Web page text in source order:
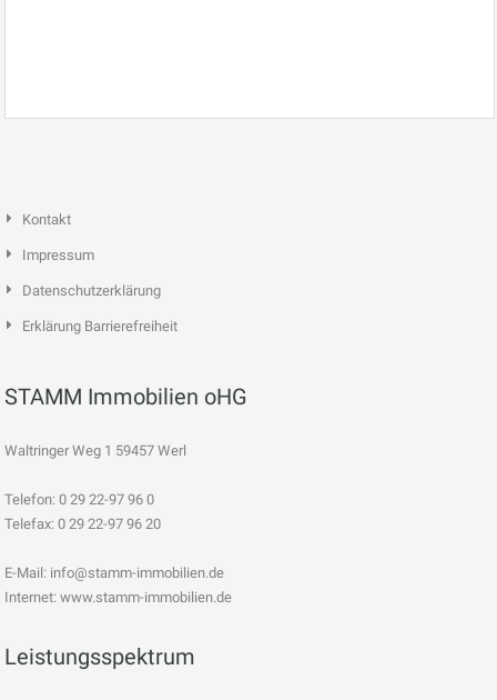
Kontakt
Impressum
Datenschutzerklärung
Erklärung Barrierefreiheit
STAMM Immobilien oHG
Waltringer Weg 1 59457 Werl
Telefon: 0 29 22-97 96 0
Telefax: 0 29 22-97 96 20
E-Mail: info@stamm-immobilien.de
Internet: www.stamm-immobilien.de
Leistungsspektrum